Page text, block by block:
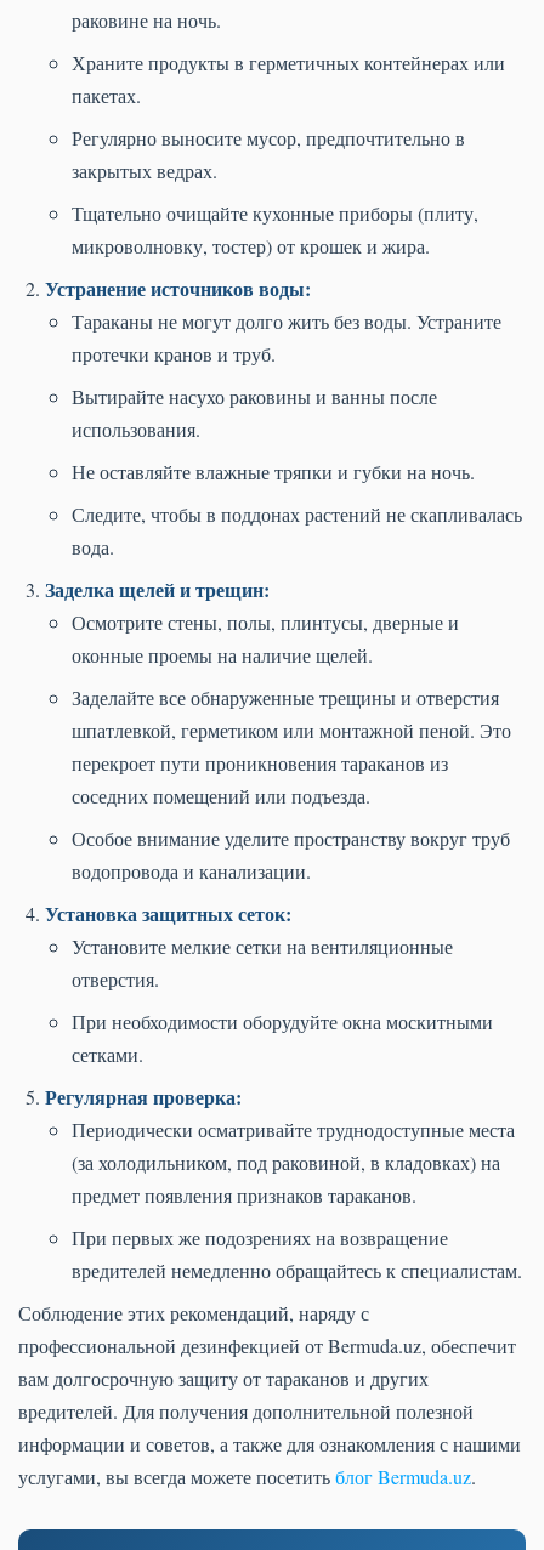
раковине на ночь.
Храните продукты в герметичных контейнерах или
пакетах.
Регулярно выносите мусор, предпочтительно в
закрытых ведрах.
Тщательно очищайте кухонные приборы (плиту,
микроволновку, тостер) от крошек и жира.
Устранение источников воды:
Тараканы не могут долго жить без воды. Устраните
протечки кранов и труб.
Вытирайте насухо раковины и ванны после
использования.
Не оставляйте влажные тряпки и губки на ночь.
Следите, чтобы в поддонах растений не скапливалась
вода.
Заделка щелей и трещин:
Осмотрите стены, полы, плинтусы, дверные и
оконные проемы на наличие щелей.
Заделайте все обнаруженные трещины и отверстия
шпатлевкой, герметиком или монтажной пеной. Это
перекроет пути проникновения тараканов из
соседних помещений или подъезда.
Особое внимание уделите пространству вокруг труб
водопровода и канализации.
Установка защитных сеток:
Установите мелкие сетки на вентиляционные
отверстия.
При необходимости оборудуйте окна москитными
сетками.
Регулярная проверка:
Периодически осматривайте труднодоступные места
(за холодильником, под раковиной, в кладовках) на
предмет появления признаков тараканов.
При первых же подозрениях на возвращение
вредителей немедленно обращайтесь к специалистам.
Соблюдение этих рекомендаций, наряду с
профессиональной дезинфекцией от Bermuda.uz, обеспечит
вам долгосрочную защиту от тараканов и других
вредителей. Для получения дополнительной полезной
информации и советов, а также для ознакомления с нашими
услугами, вы всегда можете посетитьблог Bermuda.uz.